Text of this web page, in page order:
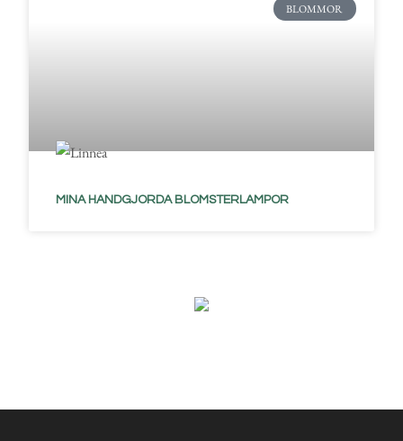
BLOMMOR
MINA HANDGJORDA BLOMSTERLAMPOR